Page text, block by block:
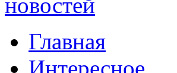
Главная